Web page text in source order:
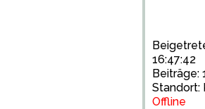
16:47:42
Beiträge:
Standort:
Offline